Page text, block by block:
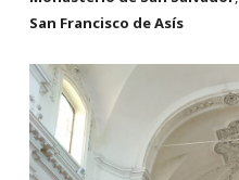
San Francisco de Asís